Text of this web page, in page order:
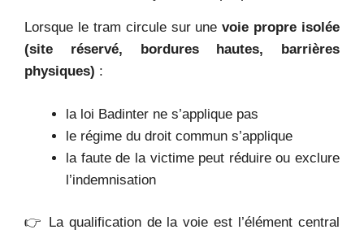
Lorsque le tram circule sur unevoie propre isolée
(site réservé, bordures hautes, barrières
physiques) :
la loi Badinter ne s’applique pas
le régime du droit commun s’applique
la faute de la victime peut réduire ou exclure
l’indemnisation
👉 La qualification de la voie est l’élément central